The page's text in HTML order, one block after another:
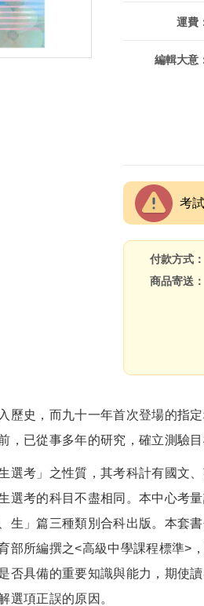
運費
編輯大意
考
付款方式
商品寄送
史，而九十一年首次登場的指定
，已從事多年的研究，確立測驗目
考」之性質，其考科計有國文、
選考的科目不盡相同。本中心考
生」篇三種類別合科出版。本套
部所編撰之<高級中學課程標準>
否具備的重要知識與能力，期使
選項正誤的原因。